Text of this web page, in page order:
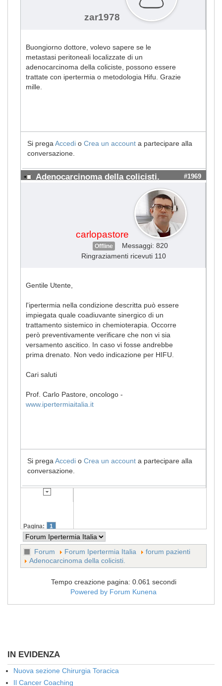
zar1978
Buongiorno dottore, volevo sapere se le
metastasi peritoneali localizzate di un
adenocarcinoma della coliciste, possono essere
trattate con ipertermia o metodologia Hifu. Grazie
mille.
Si prega Accedi o Crea un account a partecipare alla
conversazione.
Adenocarcinoma della colicisti. #1969
carlopastore
Offline
Messaggi: 820
Ringraziamenti ricevuti 110
Gentile Utente,
l'ipertermia nella condizione descritta può essere
impiegata quale coadiuvante sinergico di un
trattamento sistemico in chemioterapia. Occorre
però preventivamente verificare che non vi sia
versamento ascitico. In caso vi fosse andrebbe
prima drenato. Non vedo indicazione per HIFU.
Cari saluti
Prof. Carlo Pastore, oncologo -
www.ipertermiaitalia.it
Si prega Accedi o Crea un account a partecipare alla
conversazione.
Pagina: 1
Forum Forum Ipertermia Italia
forum pazienti
Adenocarcinoma della colicisti.
Tempo creazione pagina: 0.061 secondi
Powered by Forum Kunena
IN EVIDENZA
Nuova sezione Chirurgia Toracica
Il Cancer Coaching